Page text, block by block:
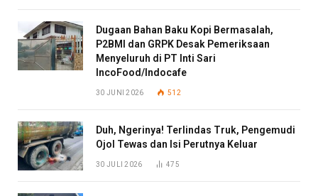
Dugaan Bahan Baku Kopi Bermasalah,
P2BMI dan GRPK Desak Pemeriksaan
Menyeluruh di PT Inti Sari
IncoFood/Indocafe
30 JUNI 2026 512
Duh, Ngerinya! Terlindas Truk, Pengemudi
Ojol Tewas dan Isi Perutnya Keluar
30 JULI 2026 475